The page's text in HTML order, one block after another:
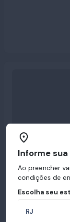
Informe
Ao preencher
condições de
Escolha seu